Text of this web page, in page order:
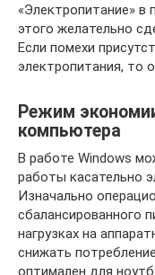
«Электропитание» в
этого желательно
Если помехи
электропитания, то
Режим
компьютера
В работе Windows
работы касательно
Изначально
сбалансированного
нагрузках на
снижать
оптимален для